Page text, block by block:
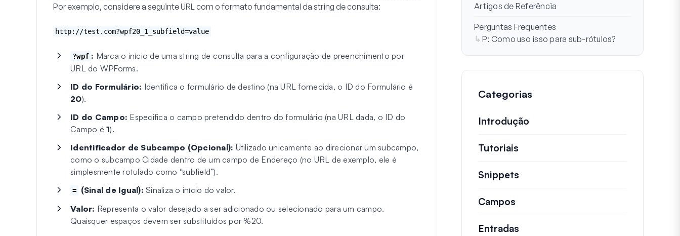
Por exemplo, considere a seguinte URL com o formato fundamental da string de consulta:
http://test.com?wpf20_1_subfield=value
?wpf : Marca o início de uma string de consulta para a configuração de preenchimento por
URL do WPForms.
ID do Formulário: Identifica o formulário de destino (na URL fornecida, o ID do Formulário é
20).
ID do Campo: Especifica o campo pretendido dentro do formulário (na URL dada, o ID do
Campo é 1).
Identificador de Subcampo (Opcional): Utilizado unicamente ao direcionar um subcampo,
como o subcampo Cidade dentro de um campo de Endereço (no URL de exemplo, ele é
simplesmente rotulado como “subfield”).
= (Sinal de Igual): Sinaliza o início do valor.
Valor: Representa o valor desejado a ser adicionado ou selecionado para um campo.
Quaisquer espaços devem ser substituídos por %20.
Artigos de Referência
Perguntas Frequentes
P: Como uso isso para sub-rótulos?
Categorias
Introdução
Tutoriais
Snippets
Campos
Entradas